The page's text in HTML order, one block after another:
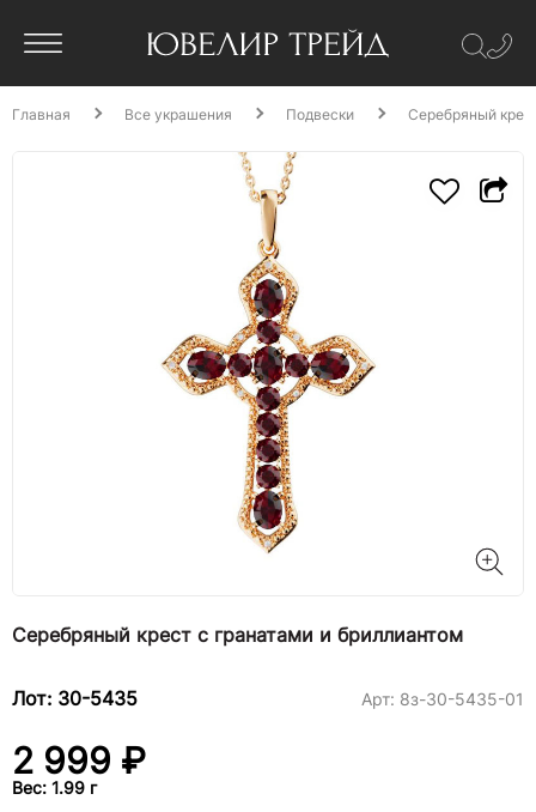
Главная Все украшения Подвески Серебряный
Серебряный крест с гранатами и бриллиантом
Лот: 30-5435 Арт: 8з-30-5435-01
2 999 ₽
Вес: 1.99 г